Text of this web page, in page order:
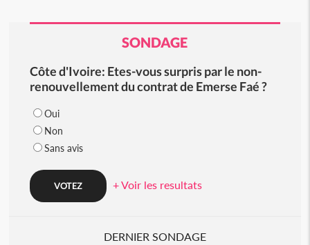
SONDAGE
Côte d'Ivoire: Etes-vous surpris par le non-
renouvellement du contrat de Emerse Faé ?
Oui
Non
Sans avis
+ Voir les resultats
DERNIER SONDAGE